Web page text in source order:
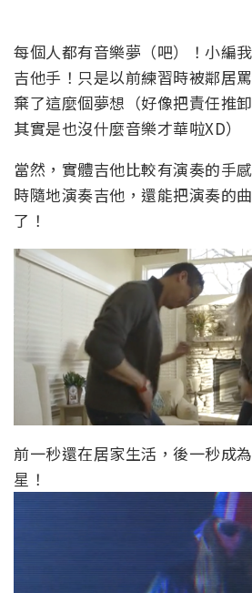
每個人都有音樂夢（吧）！小編
吉他手！只是以前練習時被鄰居
棄了這麼個夢想（好像把責任推
其實是也沒什麼音樂才華啦XD）
當然，實體吉他比較有演奏的手
時隨地演奏吉他，還能把演奏的
了！
前一秒還在居家生活，後一秒成
星！